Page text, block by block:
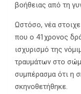
βοήθειας από τη
Ωστόσο, νέα
που ο 41χρονος
ισχυρισμό της
τραυμάτων στο
συμπέρασμα ότι η
σκηνοθετήθηκε.